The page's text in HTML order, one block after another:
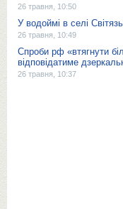
26 травня, 10:50
У водоймі в селі
26 травня, 10:49
Спроби рф «втягнути
відповідатиме
26 травня, 10:37